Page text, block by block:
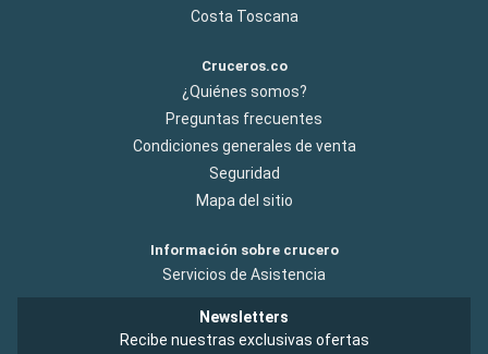
Costa Toscana
Cruceros.co
¿Quiénes somos?
Preguntas frecuentes
Condiciones generales de venta
Seguridad
Mapa del sitio
Información sobre crucero
Servicios de Asistencia
Newsletters
Recibe nuestras exclusivas ofertas